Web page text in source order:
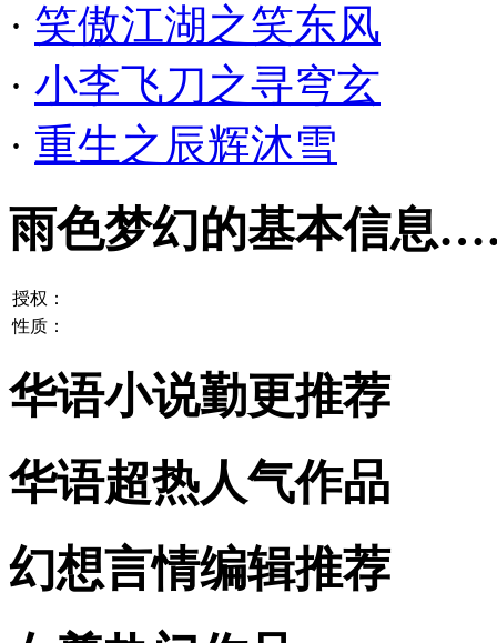
· 笑傲江湖之笑东风
· 小李飞刀之寻穹玄
· 重生之辰辉沐雪
雨色梦幻的基本信息
授权：
性质：
华语小说勤更推荐
华语超热人气作品
幻想言情编辑推荐